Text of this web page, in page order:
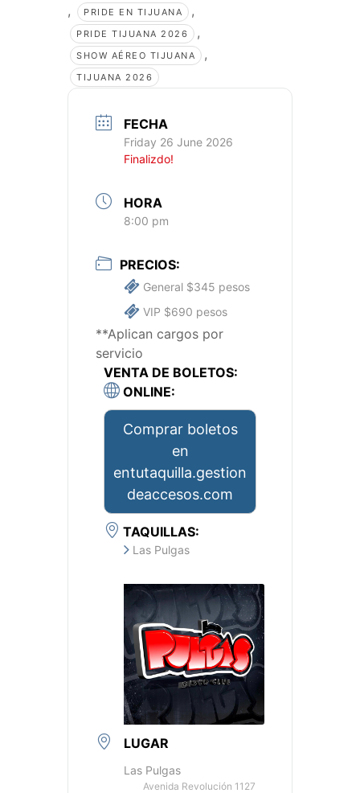
, PRIDE EN TIJUANA ,
PRIDE TIJUANA 2026 ,
SHOW AÉREO TIJUANA ,
TIJUANA 2026
FECHA
Friday 26 June 2026
Finalizdo!
HORA
8:00 pm
PRECIOS:
General $345 pesos
VIP $690 pesos
**Aplican cargos por
servicio
VENTA DE BOLETOS:
ONLINE:
Comprar boletos
en
entutaquilla.gestion
deaccesos.com
TAQUILLAS:
Las Pulgas
LUGAR
Las Pulgas
Avenida Revolución 1127